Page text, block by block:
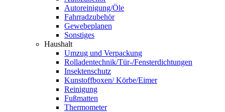
Autoreinigung/Öle
Fahrradzubehör
Gewebeplanen
Sonstiges
Haushalt
Umzug und Verpackung
Rolladentechnik/Tür-/Fensterdichtungen
Insektenschutz
Kunstoffboxen/ Körbe/Eimer
Reinigung
Fußmatten
Thermometer